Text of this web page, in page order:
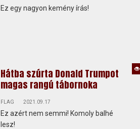
Ez egy nagyon kemény írás!
Hátba szúrta Donald Trumpot
magas rangú tábornoka
FLAG 2021.09.17
Ez azért nem semmi! Komoly balhé
lesz!